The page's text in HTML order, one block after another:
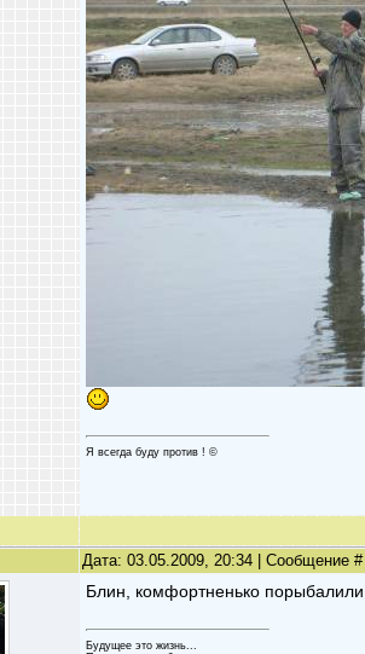
Я всегда буду против ! ©
Дата: 03.05.2009, 20:34 | Сообщение #
Блин, комфортненько порыбалили
Будущее это жизнь...